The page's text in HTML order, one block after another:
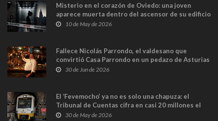
Misterio en el corazón de Oviedo: una joven
aparece muerta dentro del ascensor de su edificio
y las cámaras captan sus últimos minutos
10 de May de 2026
Fallece Nicolás Parrondo, el valdesano que
convirtió Casa Parrondo en un pedazo de Asturias
en Madrid
30 de Jun de 2026
El ‘Fevemocho’ ya no es solo una chapuza: el
Tribunal de Cuentas cifra en casi 20 millones el
sobrecoste de los trenes que no cabían por los
30 de May de 2026